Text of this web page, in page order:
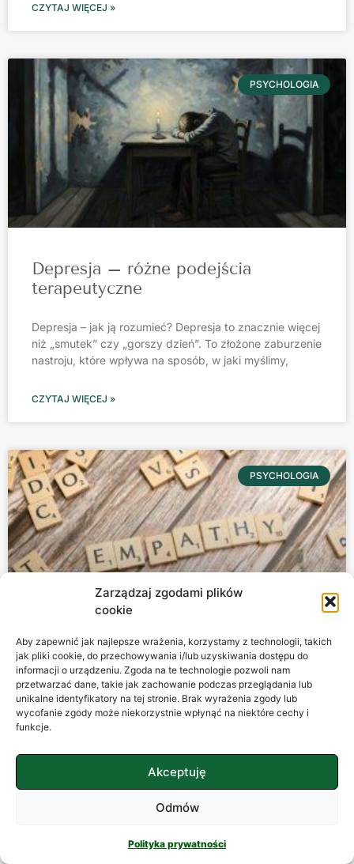
Zarządzaj zgodami plików
cookie
Aby zapewnić jak najlepsze wrażenia, korzystamy z technologii, takich
jak pliki cookie, do przechowywania i/lub uzyskiwania dostępu do
informacji o urządzeniu. Zgoda na te technologie pozwoli nam
przetwarzać dane, takie jak zachowanie podczas przeglądania lub
unikalne identyfikatory na tej stronie. Brak wyrażenia zgody lub
wycofanie zgody może niekorzystnie wpłynąć na niektóre cechy i
funkcje.
Akceptuję
Odmów
Polityka prywatności
CZYTAJ WIĘCEJ »
PSYCHOLOGIA
Depresja – różne podejścia
terapeutyczne
Depresja – jak ją rozumieć? Depresja to znacznie więcej
niż „smutek” czy „gorszy dzień”. To złożone zaburzenie
nastroju, które wpływa na sposób, w jaki myślimy,
CZYTAJ WIĘCEJ »
PSYCHOLOGIA
Empatia w relacjach międzyludzkich
Empatia – niewidzialna nić porozumienia Wyobraźmy
sobie świat pozbawiony empatii. Byłoby to miejsce
chłodne, mechaniczne, przypominające precyzyjnie